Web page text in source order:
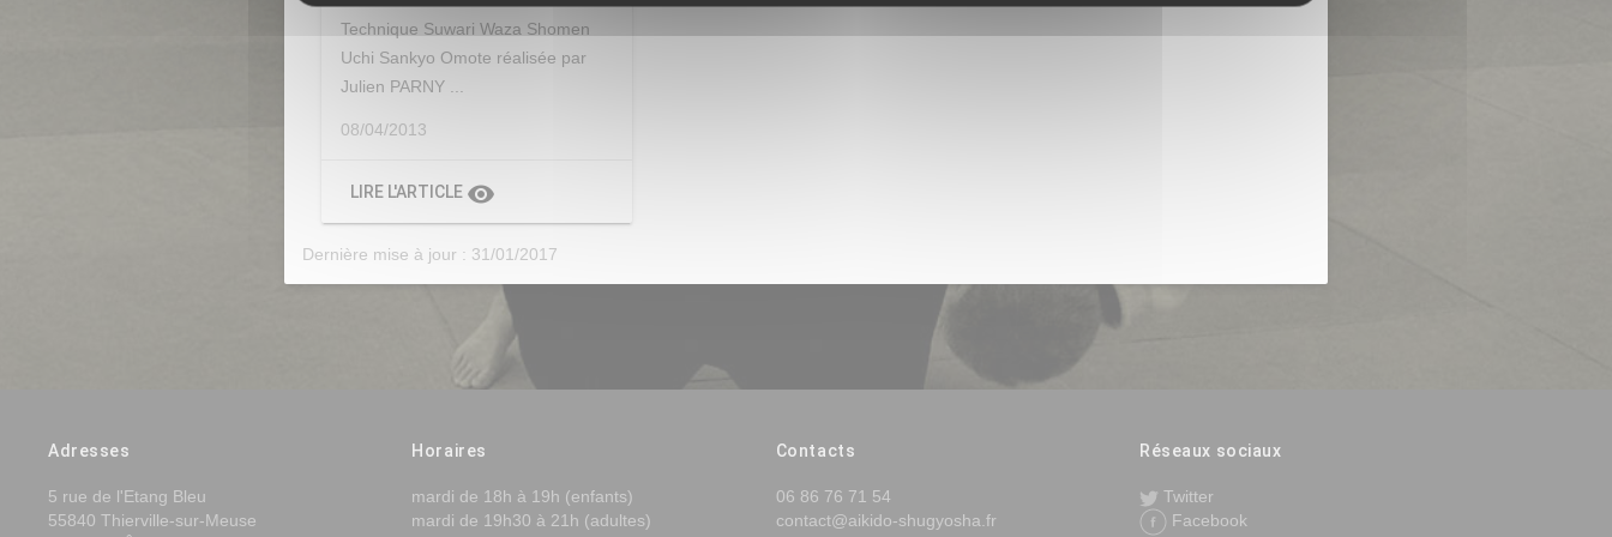
Technique Suwari Waza Shomen
Uchi Sankyo Omote réalisée par
Julien PARNY ...
08/04/2013
LIRE L'ARTICLE visibility
Dernière mise à jour : 31/01/2017
Adresses
5 rue de l'Etang Bleu
55840 Thierville-sur-Meuse
Horaires
mardi de 18h à 19h (enfants)
mardi de 19h30 à 21h (adultes)
Contacts
06 86 76 71 54
contact@aikido-shugyosha.fr
Réseaux sociaux
Twitter
Facebook